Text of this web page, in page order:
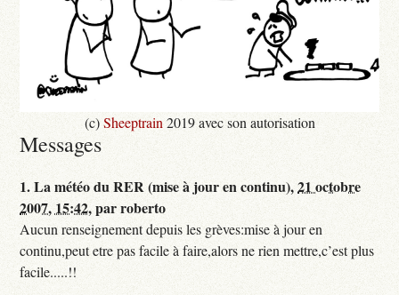
(c)Sheeptrain 2019 avec son autorisation
Messages
1.La météo du RER (mise à jour en continu),21 octobre
2007, 15:42,parroberto
Aucun renseignement depuis les grèves:mise à jour en
continu,peut etre pas facile à faire,alors ne rien mettre,c’est plus
facile.....!!